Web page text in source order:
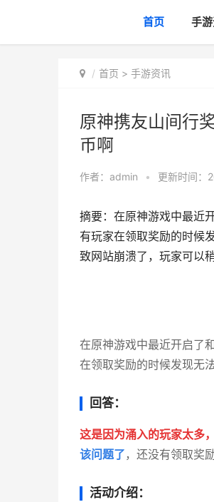
首页 手
首页 > 手游资讯
原神携友山间行
币啊
作者： admin • 更新时间：
摘要：在原神游戏中最近
有玩家在领取奖励的时候
致网站崩溃了，玩家可以
在原神游戏中最近开启了
在领取奖励的时候发现无
回答：
这是因为涌入的玩家太多
该问题了 ，还没有领取奖
活动介绍：